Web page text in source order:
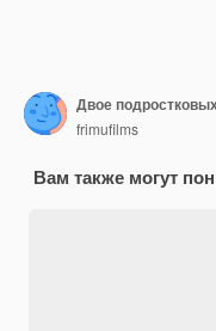
frimufilms
Вам также могут